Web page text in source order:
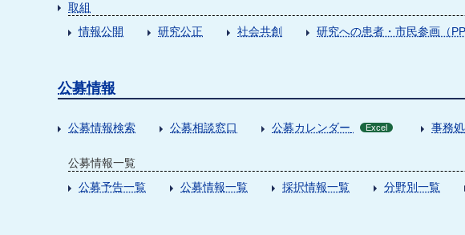
取組
情報公開
研究公正 社会共創 研究への患者・市民参画（
公募情報
公募情報検索 公募相談窓口 公募カレンダー Excel 事務
公募情報一覧
公募予告一覧
公募情報一覧 採択情報一覧 分野別一覧